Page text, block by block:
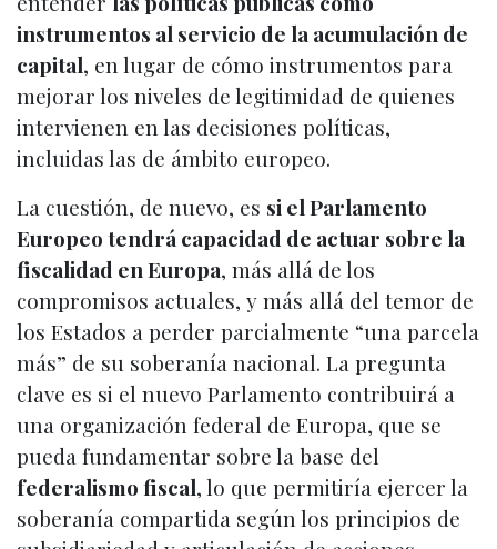
instrumentos al servicio de la acumulación de
capital, en lugar de cómo instrumentos para
mejorar los niveles de legitimidad de quienes
intervienen en las decisiones políticas,
incluidas las de ámbito europeo.
La cuestión, de nuevo, es si el Parlamento
Europeo tendrá capacidad de actuar sobre la
fiscalidad en Europa, más allá de los
compromisos actuales, y más allá del temor de
los Estados a perder parcialmente “una parcela
más” de su soberanía nacional. La pregunta
clave es si el nuevo Parlamento contribuirá a
una organización federal de Europa, que se
pueda fundamentar sobre la base del
federalismo fiscal, lo que permitiría ejercer la
soberanía compartida según los principios de